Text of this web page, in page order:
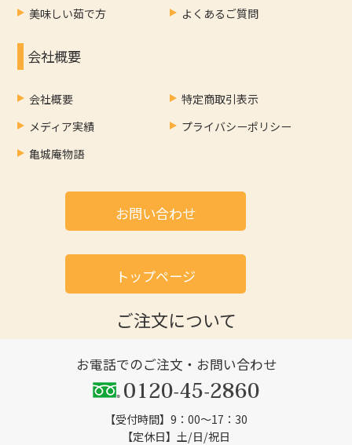
美味しい茹で方
よくあるご質問
会社概要
会社概要
特定商取引表示
メディア実績
プライバシーポリシー
亀城庵物語
お問い合わせ
トップページ
ご注文について
お電話でのご注文・お問い合わせ
【受付時間】9：00～17：30
【定休日】土/日/祝日